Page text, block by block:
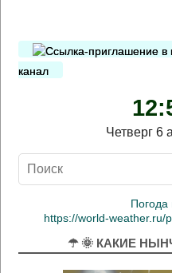
канал
Четверг 6
Погода
https://world-weather.ru/
☂ 🌞 КАКИЕ